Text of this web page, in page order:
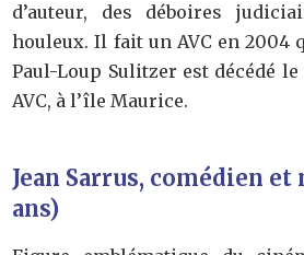
d’auteur, des déboires
houleux. Il fait un AVC en 2004
Paul-Loup Sulitzer est décédé
AVC, à l’île Maurice.
Jean Sarrus, comédien
ans)